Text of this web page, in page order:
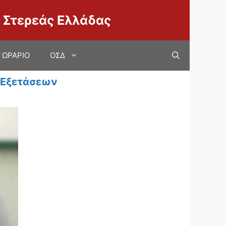
Ελλάδας
ΩΡΑΡΙΟ ΟΣΔ